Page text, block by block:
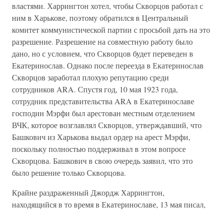
властями. Харрингтон хотел, чтобы Скворцов работал с
ним в Харькове, поэтому обратился в Центральный
комитет коммунистической партии с просьбой дать на это
разрешение. Разрешение на совместную работу было
дано, но с условием, что Скворцов будет переведен в
Екатеринослав. Однако после переезда в Екатеринослав
Скворцов заработал плохую репутацию среди
сотрудников ARA. Спустя год, 10 мая 1923 года,
сотрудник представительства ARA в Екатеринославе
господин Мэрфи был арестован местным отделением
ВЧК, которое возглавлял Скворцов, утверждавший, что
Башкович из Харькова выдал ордер на арест Мэрфи,
поскольку полностью поддерживал в этом вопросе
Скворцова. Башкович в свою очередь заявил, что это
было решение только Скворцова.
Крайне раздраженный Джордж Харрингтон,
находящийся в то время в Екатеринославе, 13 мая писал,